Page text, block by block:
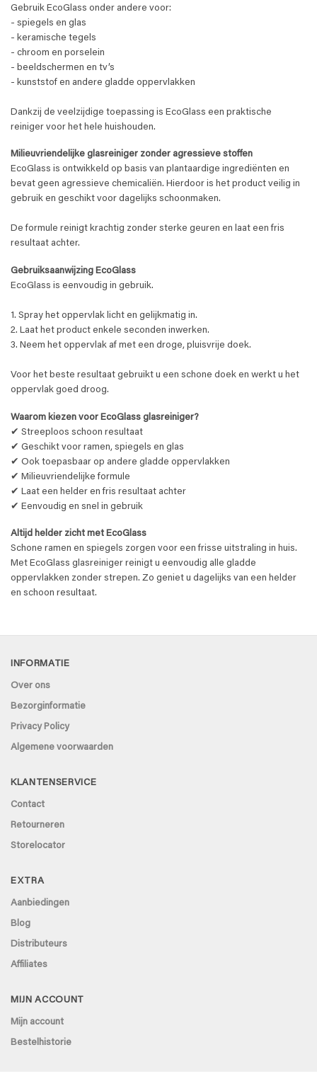
Gebruik EcoGlass onder andere voor:
- spiegels en glas
- keramische tegels
- chroom en porselein
- beeldschermen en tv’s
- kunststof en andere gladde oppervlakken
Dankzij de veelzijdige toepassing is EcoGlass een praktische
reiniger voor het hele huishouden.
Milieuvriendelijke glasreiniger zonder agressieve stoffen
EcoGlass is ontwikkeld op basis van plantaardige ingrediënten en
bevat geen agressieve chemicaliën. Hierdoor is het product veilig in
gebruik en geschikt voor dagelijks schoonmaken.
De formule reinigt krachtig zonder sterke geuren en laat een fris
resultaat achter.
Gebruiksaanwijzing EcoGlass
EcoGlass is eenvoudig in gebruik.
1. Spray het oppervlak licht en gelijkmatig in.
2. Laat het product enkele seconden inwerken.
3. Neem het oppervlak af met een droge, pluisvrije doek.
Voor het beste resultaat gebruikt u een schone doek en werkt u het
oppervlak goed droog.
Waarom kiezen voor EcoGlass glasreiniger?
✔ Streeploos schoon resultaat
✔ Geschikt voor ramen, spiegels en glas
✔ Ook toepasbaar op andere gladde oppervlakken
✔ Milieuvriendelijke formule
✔ Laat een helder en fris resultaat achter
✔ Eenvoudig en snel in gebruik
Altijd helder zicht met EcoGlass
Schone ramen en spiegels zorgen voor een frisse uitstraling in huis.
Met EcoGlass glasreiniger reinigt u eenvoudig alle gladde
oppervlakken zonder strepen. Zo geniet u dagelijks van een helder
en schoon resultaat.
INFORMATIE
Over ons
Bezorginformatie
Privacy Policy
Algemene voorwaarden
KLANTENSERVICE
Contact
Retourneren
Storelocator
EXTRA
Aanbiedingen
Blog
Distributeurs
Affiliates
MIJN ACCOUNT
Mijn account
Bestelhistorie